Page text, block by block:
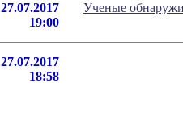
27.07.2017
19:00
Ученые
27.07.2017
18:58